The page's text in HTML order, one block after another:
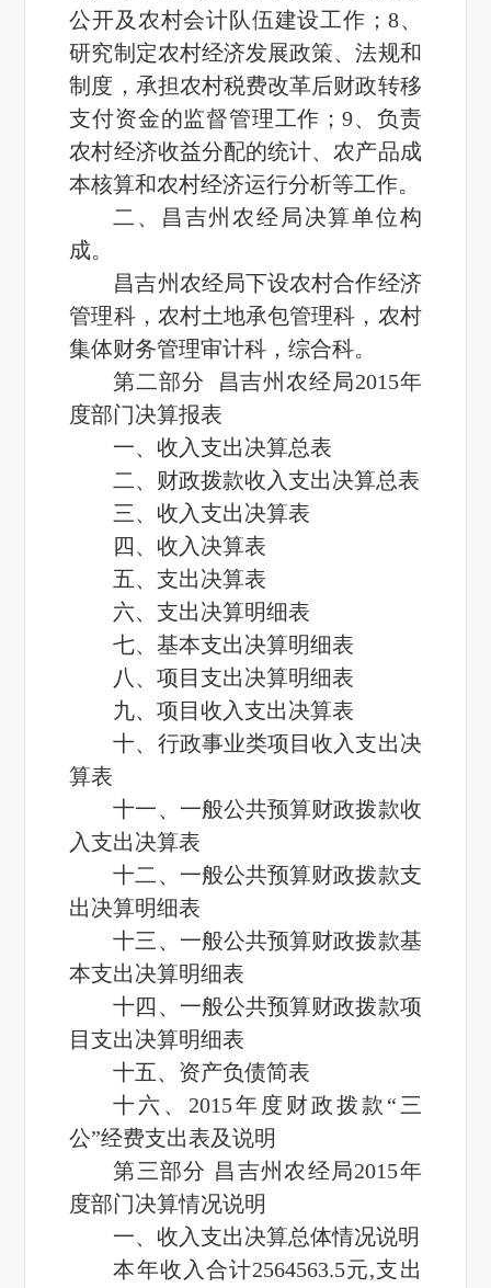
公开及农村会计队伍建设工作；8、
研究制定农村经济发展政策、法规和
制度，承担农村税费改革后财政转移
支付资金的监督管理工作；9、负责
农村经济收益分配的统计、农产品成
本核算和农村经济运行分析等工作。
二、昌吉州农经局决算单位构
成。
昌吉州农经局下设农村合作经济
管理科，农村土地承包管理科，农村
集体财务管理审计科，综合科。
第二部分 昌吉州农经局2015年
度部门决算报表
一、收入支出决算总表
二、财政拨款收入支出决算总表
三、收入支出决算表
四、收入决算表
五、支出决算表
六、支出决算明细表
七、基本支出决算明细表
八、项目支出决算明细表
九、项目收入支出决算表
十、行政事业类项目收入支出决
算表
十一、一般公共预算财政拨款收
入支出决算表
十二、一般公共预算财政拨款支
出决算明细表
十三、一般公共预算财政拨款基
本支出决算明细表
十四、一般公共预算财政拨款项
目支出决算明细表
十五、资产负债简表
十六、2015年度财政拨款“三
公”经费支出表及说明
第三部分 昌吉州农经局2015年
度部门决算情况说明
一、收入支出决算总体情况说明
本年收入合计2564563.5元,支出